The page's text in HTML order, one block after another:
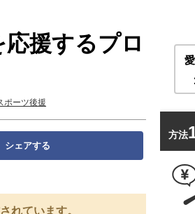
援するプロ
ポーツ後援
シェアする
れています。
方法